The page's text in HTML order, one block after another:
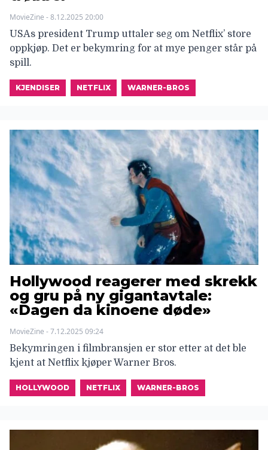
MovieZine - 8.12.2025 20:00
USAs president Trump uttaler seg om Netflix’ store
oppkjøp. Det er bekymring for at mye penger står på
spill.
KJENDISER NETFLIX WARNER-BROS
Hollywood reagerer med skrekk
og gru på ny gigantavtale:
«Dagen da kinoene døde»
MovieZine - 7.12.2025 09:24
Bekymringen i filmbransjen er stor etter at det ble
kjent at Netflix kjøper Warner Bros.
HOLLYWOOD NETFLIX WARNER-BROS